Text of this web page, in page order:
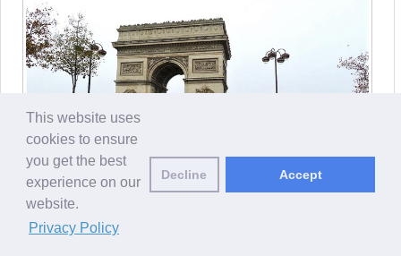
Les pratiquants de France souhaitent au Maître un Bon Nouvel An
This website uses
cookies to ensure
you get the best
experience on our
website.
Privacy Policy
Decline Accept